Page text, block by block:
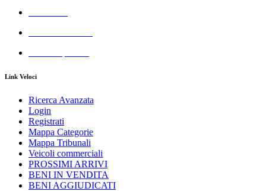
Link Veloci
Ricerca Avanzata
Login
Registrati
Mappa Categorie
Mappa Tribunali
Veicoli commerciali
PROSSIMI ARRIVI
BENI IN VENDITA
BENI AGGIUDICATI